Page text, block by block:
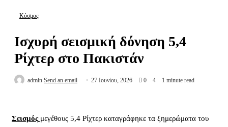
Κόσμος
Ισχυρή σεισμική δόνηση 5,4
Ρίχτερ στο Πακιστάν
admin Send an email 27 Ιουνίου, 2026 0 4 1 minute read
Σεισμός μεγέθους 5,4 Ρίχτερ καταγράφηκε τα ξημερώματα του